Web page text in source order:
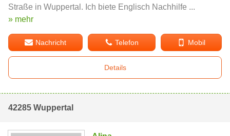
Straße in Wuppertal. Ich biete Englisch Nachhilfe ...
» mehr
Nachricht Telefon Mobil
Details
42285 Wuppertal